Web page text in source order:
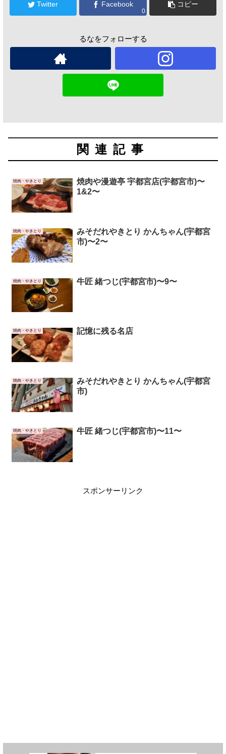
Twitter Facebook
0
コピー
るなをフォローする
関連記事
焼肉・やきとり
焼肉や漫遊亭 宇都宮店(宇都宮市)〜
1&2〜
焼肉・やきとり
みそだれやきとり かんちゃん(宇都宮
市)〜2〜
焼肉・やきとり 牛匠 緒つじ(宇都宮市)〜9〜
焼肉・やきとり 記憶に残る名店
焼肉・やきとり
みそだれやきとり かんちゃん(宇都宮
市)
焼肉・やきとり 牛匠 緒つじ(宇都宮市)〜11〜
スポンサーリンク